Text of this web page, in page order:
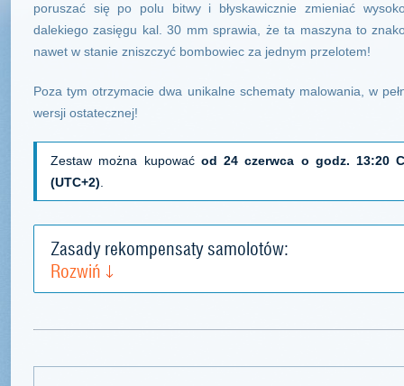
poruszać się po polu bitwy i błyskawicznie zmieniać
dalekiego zasięgu kal. 30 mm sprawia, że ta maszyna to
nawet w stanie zniszczyć bombowiec za jednym przelotem!
Poza tym otrzymacie dwa unikalne schematy malowania, w
wersji ostatecznej!
Zestaw można kupować od 24 czerwca o godz. 13:20
(UTC+2)
Zasady rekompensaty samolotów:
Rozwiń